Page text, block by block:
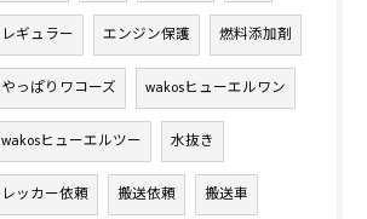
レギュラー エンジン保護 燃料添加剤
やっぱりワコーズ wakosヒューエルワン
wakosヒューエルツー 水抜き
レッカー依頼 搬送依頼 搬送車